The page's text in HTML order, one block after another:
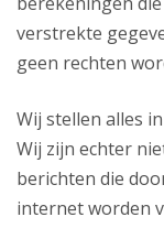
verstrekte
geen rechten
Wij stellen alles
Wij zijn echter
berichten die
internet worden